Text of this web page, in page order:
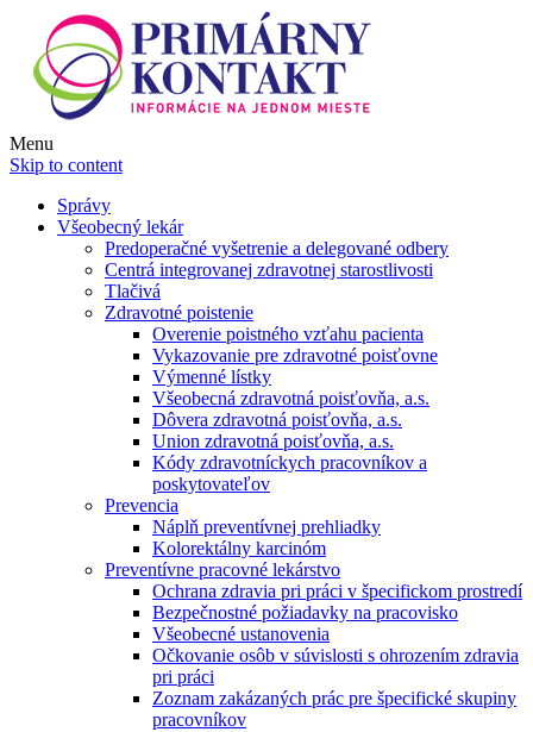
Menu
Skip to content
Správy
Všeobecný lekár
Predoperačné vyšetrenie a delegované odbery
Centrá integrovanej zdravotnej starostlivosti
Tlačivá
Zdravotné poistenie
Overenie poistného vzťahu pacienta
Vykazovanie pre zdravotné poisťovne
Výmenné lístky
Všeobecná zdravotná poisťovňa, a.s.
Dôvera zdravotná poisťovňa, a.s.
Union zdravotná poisťovňa, a.s.
Kódy zdravotníckych pracovníkov a
poskytovateľov
Prevencia
Náplň preventívnej prehliadky
Kolorektálny karcinóm
Preventívne pracovné lekárstvo
Ochrana zdravia pri práci v špecifickom prostredí
Bezpečnostné požiadavky na pracovisko
Všeobecné ustanovenia
Očkovanie osôb v súvislosti s ohrozením zdravia
pri práci
Zoznam zakázaných prác pre špecifické skupiny
pracovníkov